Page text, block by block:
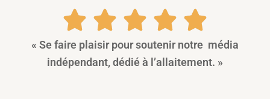
« Se faire plaisir pour soutenir notre média
indépendant, dédié à l’allaitement. »